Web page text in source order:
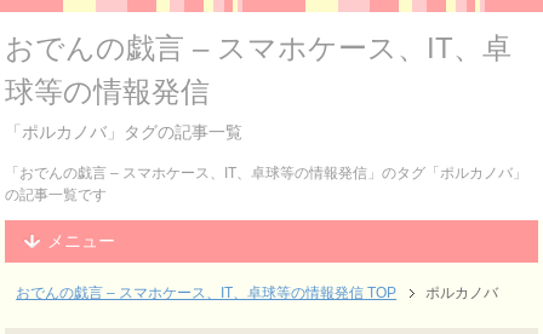
おでんの戯言 – スマホケース、IT、卓
球等の情報発信
「ポルカノバ」タグの記事一覧
「おでんの戯言 – スマホケース、IT、卓球等の情報発信」のタグ「ポルカノバ」
の記事一覧です
メニュー
おでんの戯言 – スマホケース、IT、卓球等の情報発信 TOP ポルカノバ